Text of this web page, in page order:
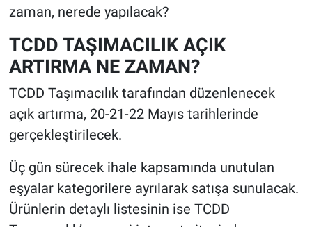
zaman, nerede yapılacak?
TCDD TAŞIMACILIK AÇIK
ARTIRMA NE ZAMAN?
TCDD Taşımacılık tarafından düzenlenecek
açık artırma, 20-21-22 Mayıs tarihlerinde
gerçekleştirilecek.
Üç gün sürecek ihale kapsamında unutulan
eşyalar kategorilere ayrılarak satışa sunulacak.
Ürünlerin detaylı listesinin ise TCDD